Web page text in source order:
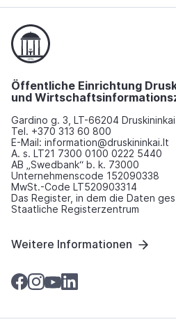
Öffentliche Einrichtung
und
Gardino g. 3, LT-66204 Druskininkai
Tel. +370 313 60 800
E-Mail: information@druskininkai.lt
A. s. LT21 7300 0100 0222 5440
AB „Swedbank“ b. k. 73000
Unternehmenscode 152090338
MwSt.-Code LT520903314
Das Register, in dem die Daten
Staatliche Registerzentrum
Weitere Informationen